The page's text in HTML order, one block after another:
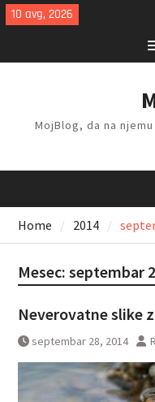
Skip
to
10 avg, 2026
MojBlog, da na
Home 2014
Mesec: septembar
Neverovatne slike
septembar 28, 2014